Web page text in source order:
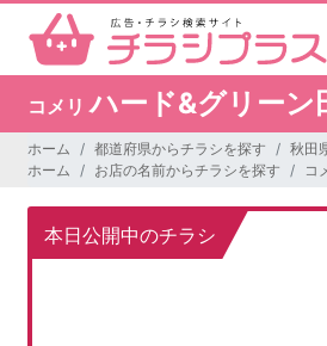
コメリハード&グリー
ホーム 都道府県からチラシを探す 秋田
ホーム
お店の名前からチラシを探す コ
本日公開中のチラシ